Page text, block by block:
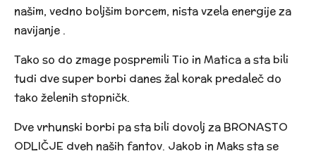
našim, vedno boljšim borcem, nista vzela energije za
navijanje .
Tako so do zmage pospremili Tio in Matica a sta bili
tudi dve super borbi danes žal korak predaleč do
tako želenih stopničk.
Dve vrhunski borbi pa sta bili dovolj za BRONASTO
ODLIČJE dveh naših fantov. Jakob in Makssta se